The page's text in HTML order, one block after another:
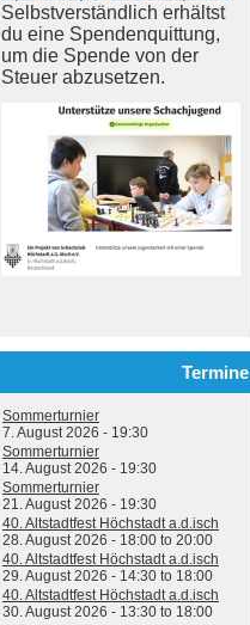
Selbstverständlich erhältst
du eine Spendenquittung,
um die Spende von der
Steuer abzusetzen.
Termine
Sommerturnier
7. August 2026 - 19:30
Sommerturnier
14. August 2026 - 19:30
Sommerturnier
21. August 2026 - 19:30
40. Altstadtfest Höchstadt a.d.isch
28. August 2026 - 18:00 to 20:00
40. Altstadtfest Höchstadt a.d.isch
29. August 2026 - 14:30 to 18:00
40. Altstadtfest Höchstadt a.d.isch
30. August 2026 - 13:30 to 18:00